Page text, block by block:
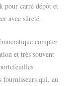
pour carré dépôt et
avec sûreté .
compter
et très souvent
fournisseurs qui, au